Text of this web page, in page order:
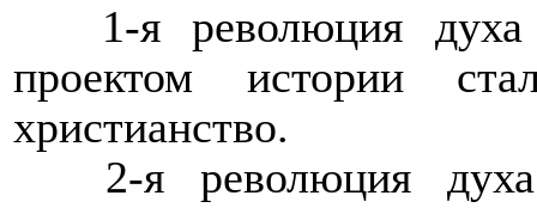
1-я революция
проектом истории
христианство.
2-я революция